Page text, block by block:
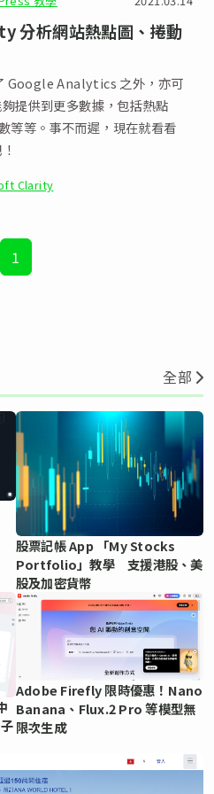
分析網站熱點圖、捲動
Google Analytics 之外，亦可
供到更多數據，包括熱點
等等。事不而遲，現在就看看
Clarity
1
全部
股票記帳 App 「My Stocks
Portfolio」教學 支援港股、美
股及加密貨幣
Adobe Firefly 限時優惠！Nano
Banana、Flux.2 Pro 等模型無
限次生成